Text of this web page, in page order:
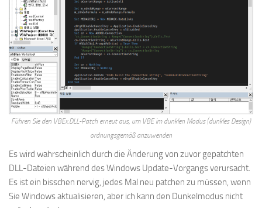
Führen Sie den VBEx.DLL-Patch erneut aus, um VBE im dunklen Modus (dunkles Design)
ordnungsgemäß anzuwenden
Es wird wahrscheinlich durch die Änderung von zuvor gepatchten
DLL-Dateien während des Windows Update-Vorgangs verursacht.
Es ist ein bisschen nervig, jedes Mal neu patchen zu müssen, wenn
Sie Windows aktualisieren, aber ich kann den Dunkelmodus nicht